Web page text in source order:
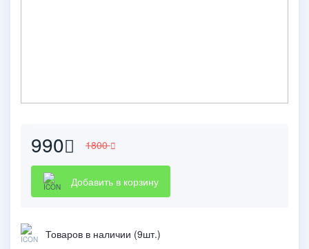
990 1800
Добавить в корзину
Товаров в наличии (9шт.)